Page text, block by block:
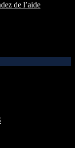
de l’aide